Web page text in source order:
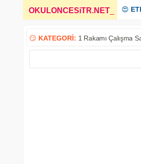
OKULONCESiTR.NET 😍
😏 KATEGORİ: 1 Rakamı Çalışma